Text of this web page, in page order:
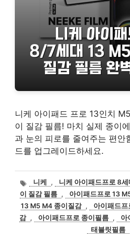
니케 아이패드 프로 13인치
이 질감 필름! 마치 실제 종이
과 눈의 피로를 줄여주는 편안
드를 업그레이드하세요.
태
그
니케 ,
니케 아이패드프로 8
이 질감 필름 , 아이패드프로 13
13 M5 M4 종이질감 ,
아이패드프
감 , 아이패드프로 종이필름 , 아
태블릿필름